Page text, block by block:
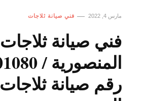
مارس 4, 2022 فني صيانة ثلاجات
فني صيانة ثلاجات
رقم صيانة ثلاجات